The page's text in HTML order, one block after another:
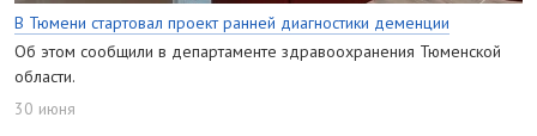
В Тюмени стартовал проект ранней диагностики деменции
Об этом сообщили в департаменте здравоохранения Тюменской
области.
30 июня